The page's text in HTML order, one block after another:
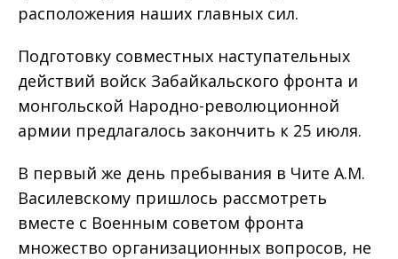
расположения наших главных сил.
Подготовку совместных наступательных
действий войск Забайкальского фронта и
монгольской Народно-революционной
армии предлагалось закончить к 25 июля.
В первый же день пребывания в Чите А.М.
Василевскому пришлось рассмотреть
вместе с Военным советом фронта
множество организационных вопросов, не